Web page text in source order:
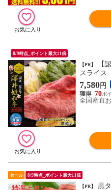
8/9時点_ポイント最大11倍
【PR】
スライス
しゃぶし
牛 澤井牧
7,580円
70
全国産直
セール 8/9時点_ポイント最大11倍
【PR】